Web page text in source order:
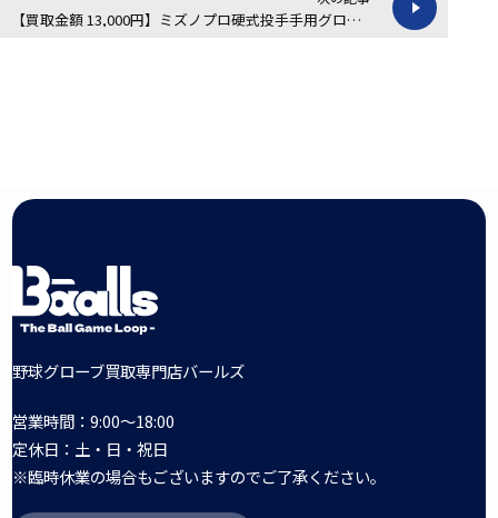
【買取金額 13,000円】ミズノプロ硬式投手手用グローブの買取実績
野球グローブ買取専門店バールズ
営業時間：9:00～18:00
定休日：土・日・祝日
※臨時休業の場合もございますのでご了承ください。